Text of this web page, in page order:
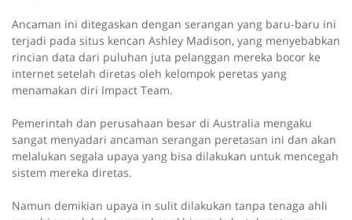
Ancaman ini ditegaskan dengan serangan yang baru-baru ini
terjadi pada situs kencan Ashley Madison, yang menyebabkan
rincian data dari puluhan juta pelanggan mereka bocor ke
internet setelah diretas oleh kelompok peretas yang
menamakan diri Impact Team.
Pemerintah dan perusahaan besar di Australia mengaku
sangat menyadari ancaman serangan peretasan ini dan akan
melalukan segala upaya yang bisa dilakukan untuk mencegah
sistem mereka diretas.
Namun demikian upaya in sulit dilakukan tanpa tenaga ahli